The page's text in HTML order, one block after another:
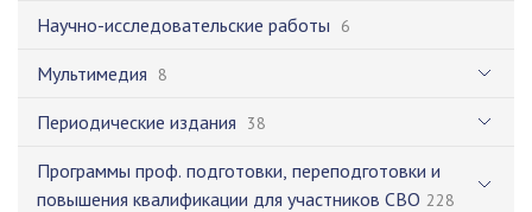
Научно-исследовательские работы 6
Мультимедия 8
Периодические издания 38
Программы проф. подготовки, переподготовки и
повышения квалификации для участников СВО 228